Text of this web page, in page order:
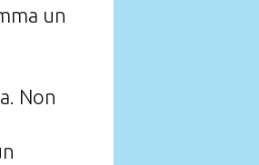
un
Non